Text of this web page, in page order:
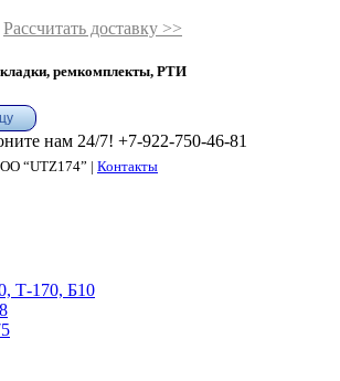
Рассчитать доставку >>
ремкомплекты, РТИ
нам 24/7! +7-922-750-46-81
“UTZ174” | Контакты
Т-170, Б10